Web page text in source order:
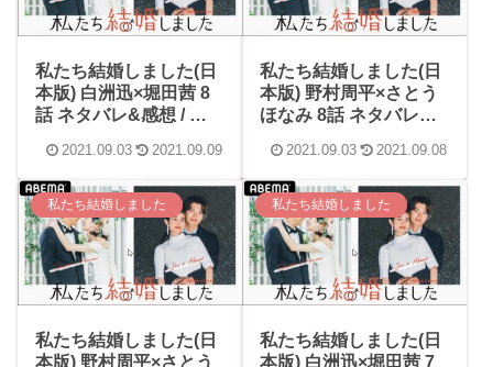
私たち結婚しました(日
本版) 白洲迅×堀田茜 8
話 ネタバレ&感想 / 白
愛しく見つめてるのに
距離感を保ってる姿が
なんともかわいらしい
カップル！！
2021.09.03 2021.09.09
私たち結婚しました(日
本版) 野村周平×さとう
ほなみ 8話 ネタバレ&
くらい連続誕生日サプ
ライズを仕掛ける野村
周平！モテる男はここ
までやるのか( ﾟДﾟ)
2021.09.03 2021.09.08
私たち結婚しました
私たち結婚しました(日
本版) 野村周平×さとう
私たち結婚しました
私たち結婚しました(日
本版) 白洲迅×堀田茜 7